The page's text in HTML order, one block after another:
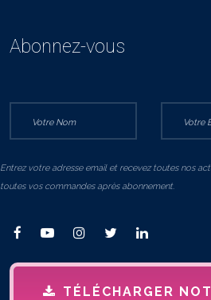
Abonnez-vous
Entrez votre adresse email et recevez toutes nos
toutes vos commandes après abonnement.
TÉLÉCHARGER